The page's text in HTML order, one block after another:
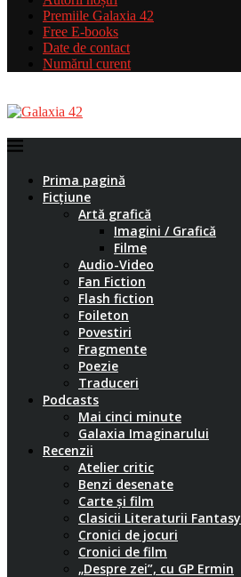
Premiile Galaxia 42
Free E-books
Date de contact
Numărul curent
Prima pagină
Ficțiune
Artă grafică
Imagini / Grafică
Filme
Audio-Video
Fan Fiction
Flash fiction
Foileton
Povestiri
Fragmente
Poezie
Traduceri
Podcasts
Mai cinci minute
Galaxia Imaginarului
Recenzii
Atelier critic
Benzi desenate
Carte și film
Clasicii Literaturii Fantasy
Cronici de jocuri
Cronici de film
„Despre zei”, cu GP Ermin